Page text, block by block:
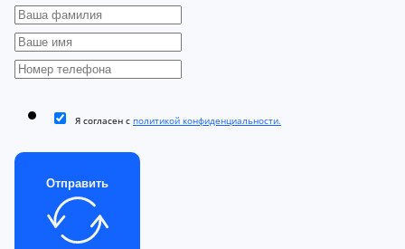
Я согласен с политикой конфиденциальности.
Отправить